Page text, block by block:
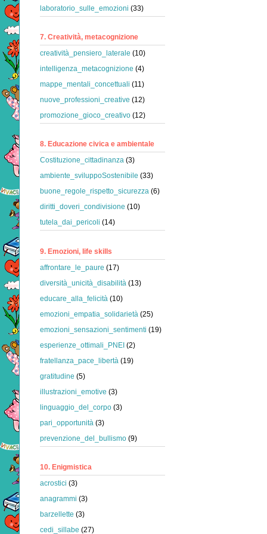
laboratorio_sulle_emozioni (33)
7. Creatività, metacognizione
creatività_pensiero_laterale (10)
intelligenza_metacognizione (4)
mappe_mentali_concettuali (11)
nuove_professioni_creative (12)
promozione_gioco_creativo (12)
8. Educazione civica e ambientale
Costituzione_cittadinanza (3)
ambiente_sviluppoSostenibile (33)
buone_regole_rispetto_sicurezza (6)
diritti_doveri_condivisione (10)
tutela_dai_pericoli (14)
9. Emozioni, life skills
affrontare_le_paure (17)
diversità_unicità_disabilità (13)
educare_alla_felicità (10)
emozioni_empatia_solidarietà (25)
emozioni_sensazioni_sentimenti (19)
esperienze_ottimali_PNEI (2)
fratellanza_pace_libertà (19)
gratitudine (5)
illustrazioni_emotive (3)
linguaggio_del_corpo (3)
pari_opportunità (3)
prevenzione_del_bullismo (9)
10. Enigmistica
acrostici (3)
anagrammi (3)
barzellette (3)
cedi_sillabe (27)